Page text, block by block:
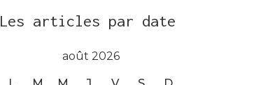
Les articles par date
août 2026